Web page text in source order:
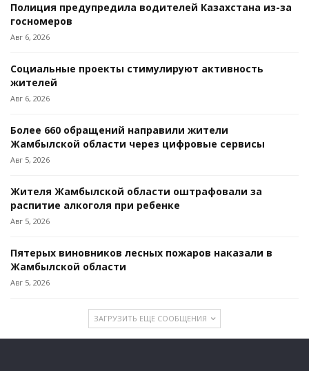
Полиция предупредила водителей Казахстана из-за
госномеров
Авг 6, 2026
Социальные проекты стимулируют активность
жителей
Авг 6, 2026
Более 660 обращений направили жители
Жамбылской области через цифровые сервисы
Авг 5, 2026
Жителя Жамбылской области оштрафовали за
распитие алкоголя при ребенке
Авг 5, 2026
Пятерых виновников лесных пожаров наказали в
Жамбылской области
Авг 5, 2026
ЗАГРУЗИТЬ ЕЩЕ СООБЩЕНИЯ